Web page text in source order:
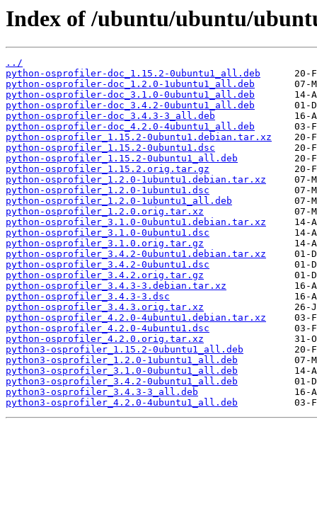
Index of /ubuntu/ubuntu/
../
python-osprofiler-doc_1.15.2-0ubuntu1_all.deb
python-osprofiler-doc_1.2.0-1ubuntu1_all.deb
python-osprofiler-doc_3.1.0-0ubuntu1_all.deb
python-osprofiler-doc_3.4.2-0ubuntu1_all.deb
python-osprofiler-doc_3.4.3-3_all.deb
python-osprofiler-doc_4.2.0-4ubuntu1_all.deb
python-osprofiler_1.15.2-0ubuntu1.debian.tar.xz
python-osprofiler_1.15.2-0ubuntu1.dsc
python-osprofiler_1.15.2-0ubuntu1_all.deb
python-osprofiler_1.15.2.orig.tar.gz
python-osprofiler_1.2.0-1ubuntu1.debian.tar.xz
python-osprofiler_1.2.0-1ubuntu1.dsc
python-osprofiler_1.2.0-1ubuntu1_all.deb
python-osprofiler_1.2.0.orig.tar.xz
python-osprofiler_3.1.0-0ubuntu1.debian.tar.xz
python-osprofiler_3.1.0-0ubuntu1.dsc
python-osprofiler_3.1.0.orig.tar.gz
python-osprofiler_3.4.2-0ubuntu1.debian.tar.xz
python-osprofiler_3.4.2-0ubuntu1.dsc
python-osprofiler_3.4.2.orig.tar.gz
python-osprofiler_3.4.3-3.debian.tar.xz
python-osprofiler_3.4.3-3.dsc
python-osprofiler_3.4.3.orig.tar.xz
python-osprofiler_4.2.0-4ubuntu1.debian.tar.xz
python-osprofiler_4.2.0-4ubuntu1.dsc
python-osprofiler_4.2.0.orig.tar.xz
python3-osprofiler_1.15.2-0ubuntu1_all.deb
python3-osprofiler_1.2.0-1ubuntu1_all.deb
python3-osprofiler_3.1.0-0ubuntu1_all.deb
python3-osprofiler_3.4.2-0ubuntu1_all.deb
python3-osprofiler_3.4.3-3_all.deb
python3-osprofiler_4.2.0-4ubuntu1_all.deb